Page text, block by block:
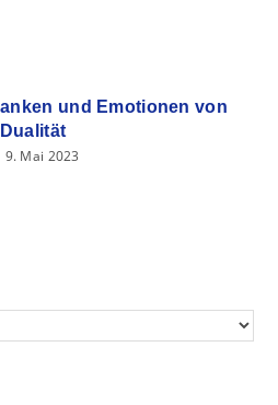
und Emotionen von
Dualität
9. Mai 2023